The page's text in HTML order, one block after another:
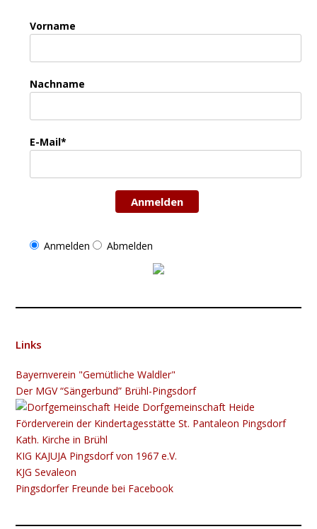
Vorname
Nachname
E-Mail*
Anmelden
Anmelden Abmelden
Links
Bayernverein "Gemütliche Waldler"
Der MGV “Sängerbund” Brühl-Pingsdorf
Dorfgemeinschaft Heide
Förderverein der Kindertagesstätte St. Pantaleon Pingsdorf
Kath. Kirche in Brühl
KIG K​​​​​AJUJA Pingsdorf von 1967 e.V.
KJG Sevaleon
Pingsdorfer Freunde bei Facebook